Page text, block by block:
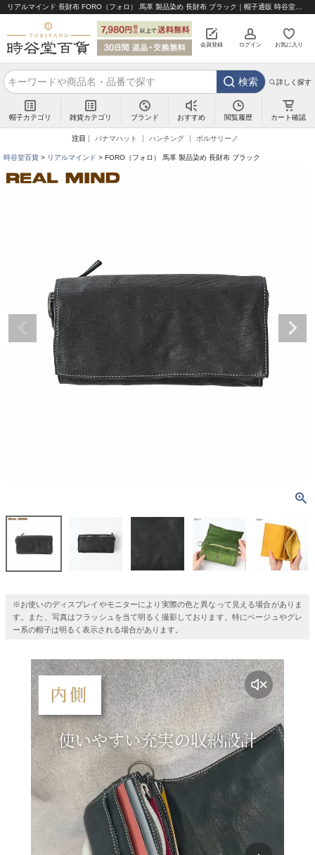
会員登録 ログイン お気に入り
検索 詳しく探す
帽子カテゴリ 雑貨カテゴリ ブランド おすすめ 閲覧履歴 カート確認
注目 パナマハット ハンチング ボルサリーノ
時谷堂百貨 リアルマインド FORO（フォロ） 馬革 製品染め 長財布 ブラック
※お使いのディスプレイやモニターにより実際の色と異なって見える場合がありま
す。また、写真はフラッシュを当て明るく撮影しております。特にベージュやグレ
ー系の帽子は明るく表示される場合があります。